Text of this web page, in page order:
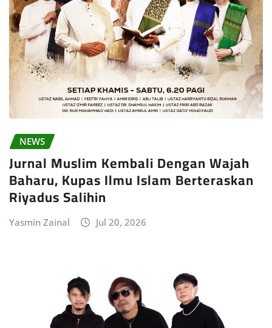
NEWS
Jurnal Muslim Kembali Dengan Wajah
Baharu, Kupas Ilmu Islam Berteraskan
Riyadus Salihin
Yasmin Zainal Jul 20, 2026